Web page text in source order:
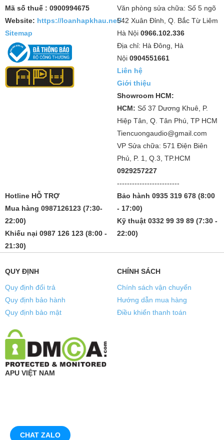
Mã số thuế : 0900994675
Website: https://loanhapkhau.net/
Sitemap
Văn phòng sửa chữa: Số 5 ngõ
542 Xuân Đỉnh, Q. Bắc Từ Liêm
Hà Nội 0966.102.336
Địa chỉ: Hà Đông, Hà
Nội 0904551661
Liên hệ
Giới thiệu
Showroom HCM:
HCM: Số 37 Dương Khuê, P.
Hiệp Tân, Q. Tân Phú, TP HCM
Tiencuongaudio@gmail.com
VP Sửa chữa: 571 Điện Biên
Phủ, P. 1, Q.3, TP.HCM
0929257227
-------------------------
Hotline HỖ TRỢ
Mua hàng 0987126123 (7:30-
22:00)
Khiếu nại 0987 126 123 (8:00 -
21:30)
Bảo hành 0935 319 678 (8:00
- 17:00)
Kỹ thuật 0332 99 39 89 (7:30 -
22:00)
QUY ĐỊNH
Quy định đổi trả
Quy định bảo hành
Quy định bảo mật
CHÍNH SÁCH
Chính sách vận chuyển
Hướng dẫn mua hàng
Điều khiển thanh toán
APU VIỆT NAM
CHAT ZALO